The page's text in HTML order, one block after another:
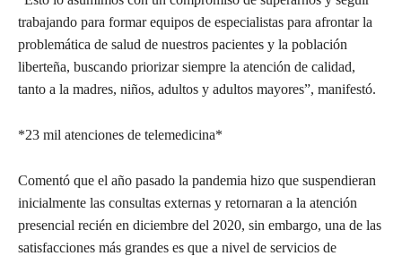
trabajando para formar equipos de especialistas para afrontar la
problemática de salud de nuestros pacientes y la población
liberteña, buscando priorizar siempre la atención de calidad,
tanto a la madres, niños, adultos y adultos mayores”, manifestó.
*23 mil atenciones de telemedicina*
Comentó que el año pasado la pandemia hizo que suspendieran
inicialmente las consultas externas y retornaran a la atención
presencial recién en diciembre del 2020, sin embargo, una de las
satisfacciones más grandes es que a nivel de servicios de